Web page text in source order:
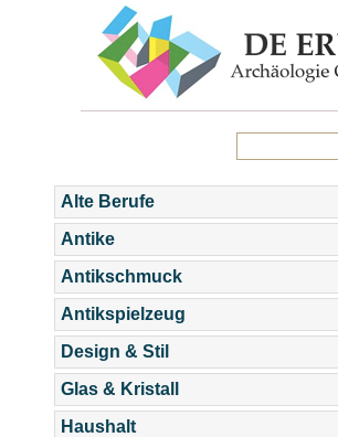
Alte Berufe
Antike
Antikschmuck
Antikspielzeug
Design & Stil
Glas & Kristall
Haushalt